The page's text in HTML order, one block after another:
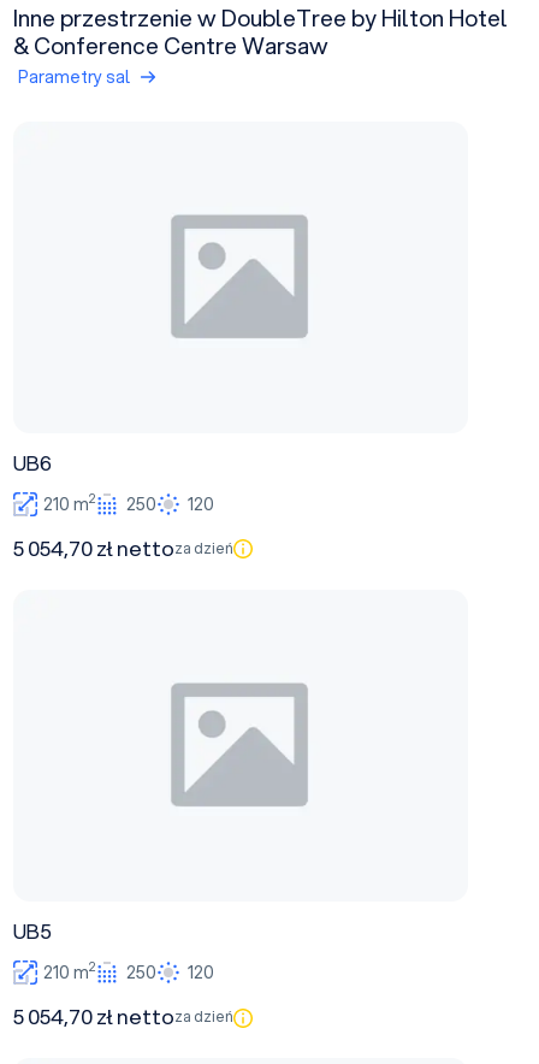
Inne przestrzenie w DoubleTree by Hilton Hotel
& Conference Centre Warsaw
Parametry sal
UB6
210 m2 250 120
5 054,70 zł nettoza dzień
UB5
210 m2 250 120
5 054,70 zł nettoza dzień